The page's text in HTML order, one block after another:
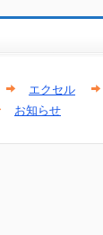
エクセル
お知らせ